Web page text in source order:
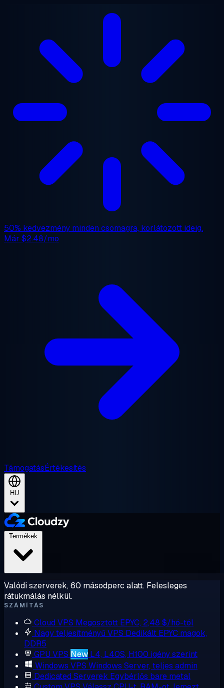
50% kedvezmény minden csomagra, korlátozott ideig.
Már $2.48/mo
TámogatásÉrtékesítés
HU
Valódi szerverek, 60 másodperc alatt. Felesleges
rátukmálás nélkül.
SZÁMÍTÁS
Cloud VPS Megosztott EPYC, 2,48 $/hó-tól
Nagy teljesítményű VPS Dedikált EPYC magok,
DDR5
GPU VPS New L4, L40S, H100 igény szerint
Windows VPS Windows Server, teljes admin
Dedicated Serverek Egybérlős bare metal